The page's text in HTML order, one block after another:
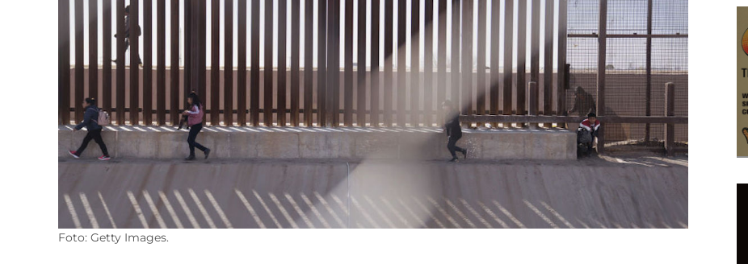
Foto: Getty Images.